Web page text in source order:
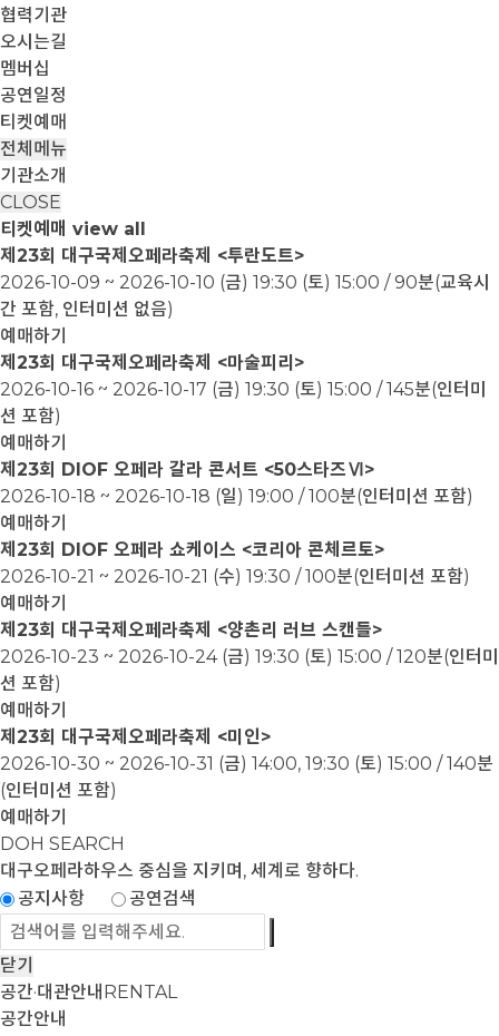
협력기관
오시는길
멤버십
공연일정
티켓예매
전체메뉴
기관소개
CLOSE
티켓예매 view all
제23회 대구국제오페라축제 <투란도트>
2026-10-09 ~ 2026-10-10 (금) 19:30 (토) 15:00 / 90분(교육시
간 포함, 인터미션 없음)
예매하기
제23회 대구국제오페라축제 <마술피리>
2026-10-16 ~ 2026-10-17 (금) 19:30 (토) 15:00 / 145분(인터미
션 포함)
예매하기
제23회 DIOF 오페라 갈라 콘서트 <50스타즈Ⅵ>
2026-10-18 ~ 2026-10-18 (일) 19:00 / 100분(인터미션 포함)
예매하기
제23회 DIOF 오페라 쇼케이스 <코리아 콘체르토>
2026-10-21 ~ 2026-10-21 (수) 19:30 / 100분(인터미션 포함)
예매하기
제23회 대구국제오페라축제 <양촌리 러브 스캔들>
2026-10-23 ~ 2026-10-24 (금) 19:30 (토) 15:00 / 120분(인터미
션 포함)
예매하기
제23회 대구국제오페라축제 <미인>
2026-10-30 ~ 2026-10-31 (금) 14:00, 19:30 (토) 15:00 / 140분
(인터미션 포함)
예매하기
DOH SEARCH
대구오페라하우스 중심을 지키며, 세계로 향하다.
공지사항
공연검색
닫기
공간·대관안내 RENTAL
공간안내